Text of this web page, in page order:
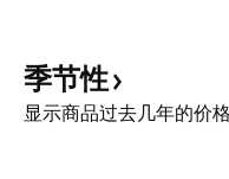
季节性
显示商品过去几年的价